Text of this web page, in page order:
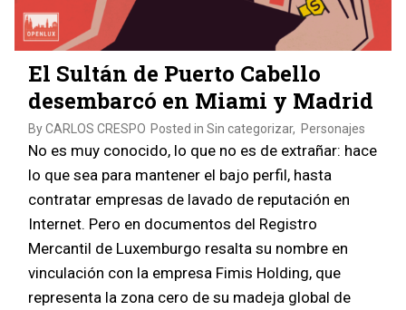
El Sultán de Puerto Cabello
desembarcó en Miami y Madrid
ByCARLOS CRESPO Posted in Sin categorizar, Personajes
No es muy conocido, lo que no es de extrañar: hace
lo que sea para mantener el bajo perfil, hasta
contratar empresas de lavado de reputación en
Internet. Pero en documentos del Registro
Mercantil de Luxemburgo resalta su nombre en
vinculación con la empresa Fimis Holding, que
representa la zona cero de su madeja global de